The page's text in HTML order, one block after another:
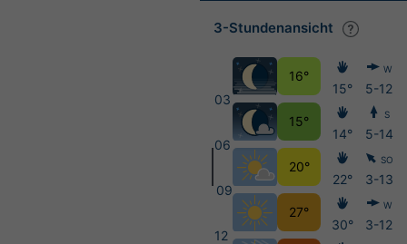
3-Stundenansicht
03
06
09
12
16°
15°
20°
27°
15°
14°
22°
30°
W
5-12
S
5-14
SO
3-13
W
3-12